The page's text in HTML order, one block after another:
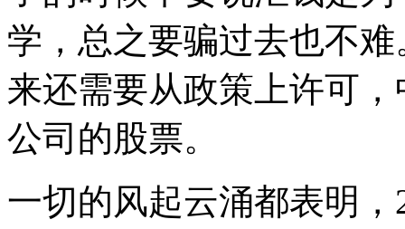
学，总之要骗过去也不
来还需要从政策上许可
公司的股票。
一切的风起云涌都表明